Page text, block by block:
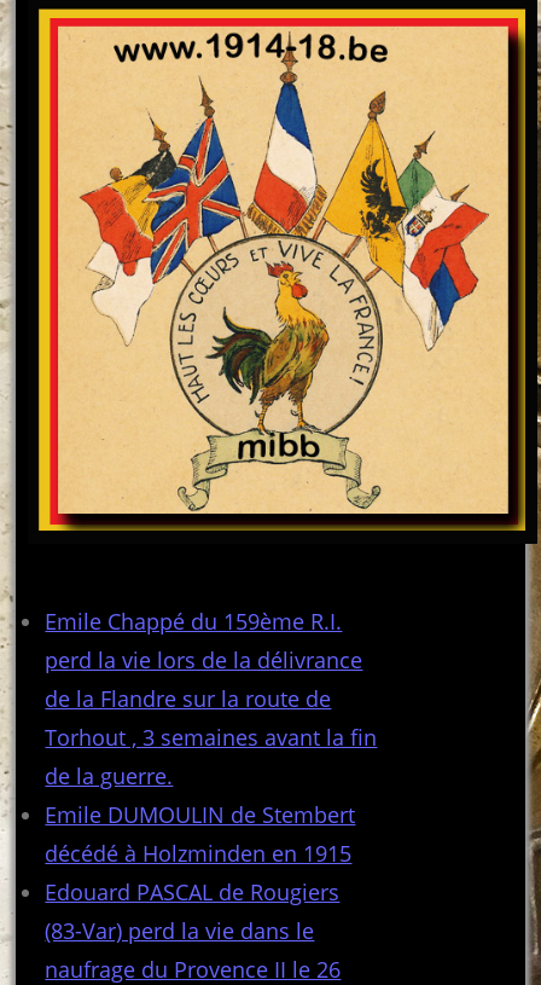
Emile Chappé du 159ème R.I.
perd la vie lors de la délivrance
de la Flandre sur la route de
Torhout , 3 semaines avant la fin
de la guerre.
Emile DUMOULIN de Stembert
décédé à Holzminden en 1915
Edouard PASCAL de Rougiers
(83-Var) perd la vie dans le
naufrage du Provence II le 26